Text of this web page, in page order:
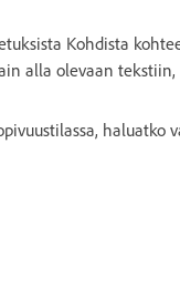
Kohdista
alla olevaan
haluatko